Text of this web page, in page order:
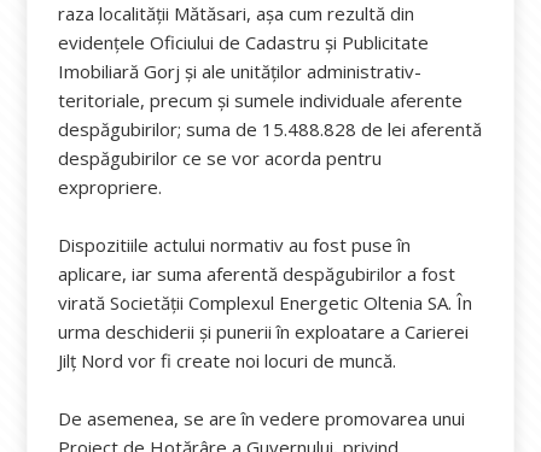
raza localității Mătăsari, așa cum rezultă din
evidențele Oficiului de Cadastru și Publicitate
Imobiliară Gorj și ale unităţilor administrativ-
teritoriale, precum și sumele individuale aferente
despăgubirilor; suma de 15.488.828 de lei aferentă
despăgubirilor ce se vor acorda pentru
expropriere.
Dispozitiile actului normativ au fost puse în
aplicare, iar suma aferentă despăgubirilor a fost
virată Societății Complexul Energetic Oltenia SA. În
urma deschiderii și punerii în exploatare a Carierei
Jilț Nord vor fi create noi locuri de muncă.
De asemenea, se are în vedere promovarea unui
Proiect de Hotărâre a Guvernului, privind